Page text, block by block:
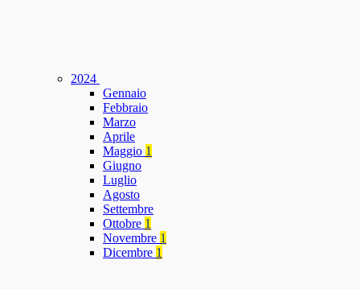
2024
Gennaio
Febbraio
Marzo
Aprile
Maggio 1
Giugno
Luglio
Agosto
Settembre
Ottobre 1
Novembre 1
Dicembre 1